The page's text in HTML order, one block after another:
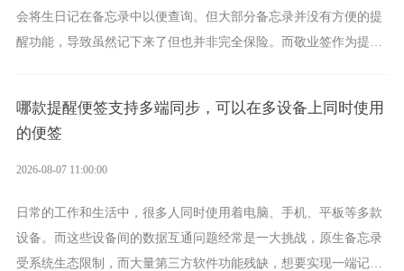
会将生日记在备忘录中以便查询。但大部分备忘录并没有方便的提
醒功能，导致虽然记下来了但也并非完全保险。而敬业签作为提醒
哪款提醒便签支持多端同步，可以在多设备上同时使用
的便签
2026-08-07 11:00:00
日常的工作和生活中，很多人同时使用着电脑、手机、平板等多款
设备。而这些设备间的数据互通问题经常是一大挑战，原生备忘录
受系统生态限制，而大量第三方软件功能残缺，想要实现一端记